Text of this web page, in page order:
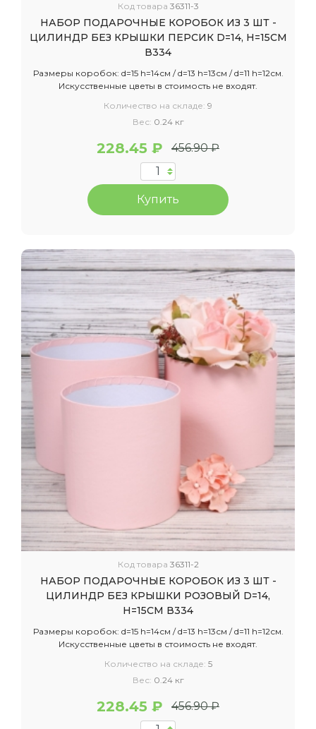
Код товара 36311-3
НАБОР ПОДАРОЧНЫЕ КОРОБОК ИЗ 3 ШТ -
ЦИЛИНДР БЕЗ КРЫШКИ ПЕРСИК D=14, H=15СМ
В334
Размеры коробок: d=15 h=14см / d=13 h=13см / d=11 h=12см.
Искусственные цветы в стоимость не входят.
Количество на складе: 9
Вес: 0.24 кг
228.45 ₽ 456.90 ₽
Купить
Код товара 36311-2
НАБОР ПОДАРОЧНЫЕ КОРОБОК ИЗ 3 ШТ -
ЦИЛИНДР БЕЗ КРЫШКИ РОЗОВЫЙ D=14,
H=15СМ В334
Размеры коробок: d=15 h=14см / d=13 h=13см / d=11 h=12см.
Искусственные цветы в стоимость не входят.
Количество на складе: 5
Вес: 0.24 кг
228.45 ₽ 456.90 ₽